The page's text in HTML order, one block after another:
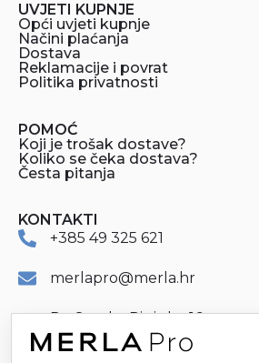
UVJETI KUPNJE
Opći uvjeti kupnje
Načini plaćanja
Dostava
Reklamacije i povrat
Politika privatnosti
POMOĆ
Koji je trošak dostave?
Koliko se čeka dostava?
Česta pitanja
KONTAKTI
+385 49 325 621
merlapro@merla.hr
Dr. Stanka Pinjuha 16
49214 Veliko Trgovišće